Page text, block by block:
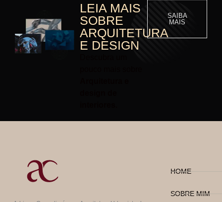
LEIA MAIS
SOBRE
ARQUITETURA
E DESIGN
SAIBA
MAIS
HOME
SOBRE MIM